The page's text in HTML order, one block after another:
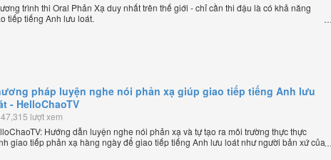
trình thi Oral Phản Xạ duy nhất trên thế giới - chỉ cần thi đậu là có khả năng
tiếp tiếng Anh lưu loát.
pháp luyện nghe nói phản xạ giúp giao tiếp tiếng Anh lưu
- HelloChaoTV
lượt xem
Hướng dẫn luyện nghe nói phản xạ và tự tạo ra môi trường thực thực
giao tiếp phản xạ hàng ngày để giao tiếp tiếng Anh lưu loát như người bản xứ của